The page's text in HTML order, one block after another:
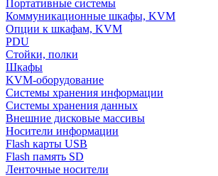
Портативные системы
Коммуникационные шкафы, KVM
Опции к шкафам, KVM
PDU
Стойки, полки
Шкафы
KVM-оборудование
Системы хранения информации
Системы хранения данных
Внешние дисковые массивы
Носители информации
Flash карты USB
Flash память SD
Ленточные носители